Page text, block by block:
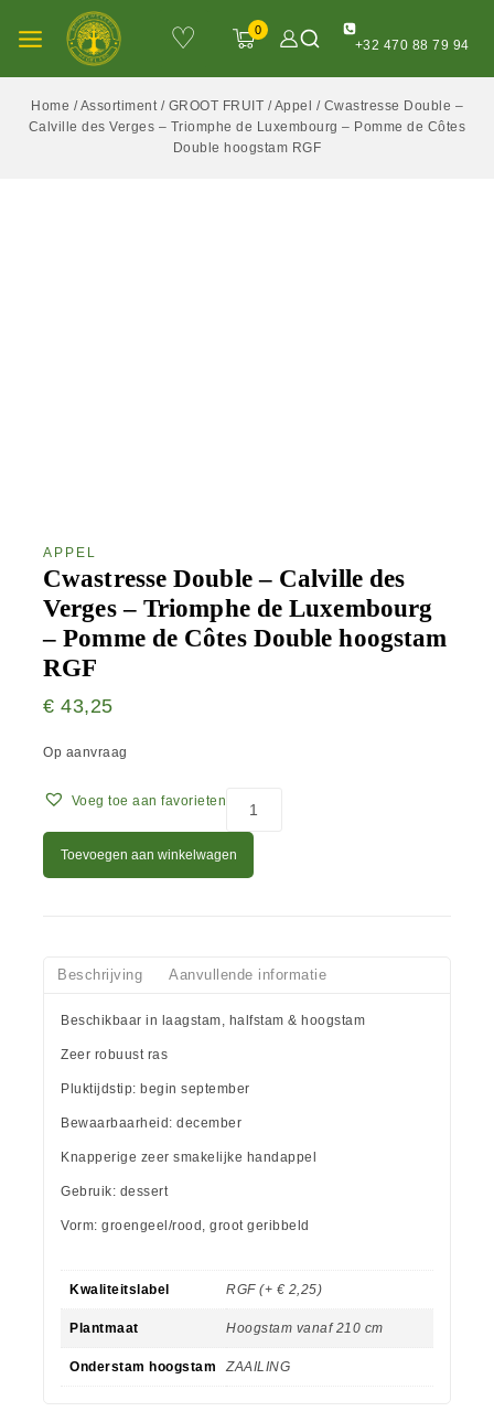
♡ 0
+32 470 88 79 94
Home / Assortiment / GROOT FRUIT / Appel / Cwastresse Double –
Calville des Verges – Triomphe de Luxembourg – Pomme de Côtes
Double hoogstam RGF
APPEL
Cwastresse Double – Calville des
Verges – Triomphe de Luxembourg
– Pomme de Côtes Double hoogstam
RGF
€ 43,25
Op aanvraag
Voeg toe aan favorieten
Toevoegen aan winkelwagen
Beschrijving Aanvullende informatie
Beschikbaar in laagstam, halfstam & hoogstam
Zeer robuust ras
Pluktijdstip: begin september
Bewaarbaarheid: december
Knapperige zeer smakelijke handappel
Gebruik: dessert
Vorm: groengeel/rood, groot geribbeld
Kwaliteitslabel RGF (+ € 2,25)
Plantmaat Hoogstam vanaf 210 cm
Onderstam hoogstam ZAAILING